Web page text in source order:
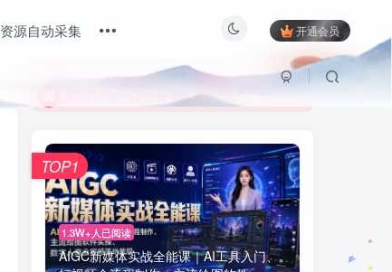
资源自动采集 开通会员
限时活动；目前月卡只需6.8元
有问题联系及时联系站长
限时活动；目前月卡只需6.8元
1.3W+人已阅读
AIGC新媒体实战全能课｜AI工具入门、
TOP1